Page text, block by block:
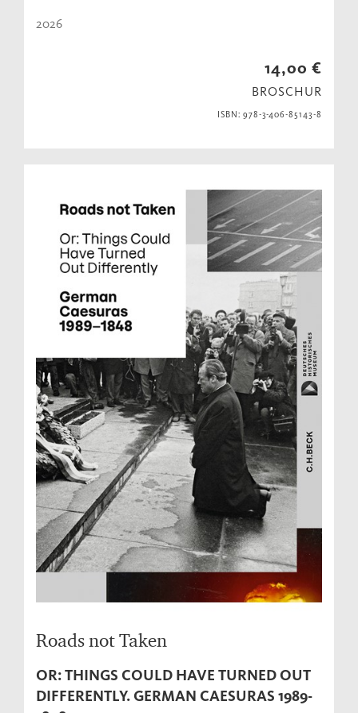
2026
14,00 €
BROSCHUR
ISBN: 978-3-406-85143-8
Roads not Taken
OR: THINGS COULD HAVE TURNED OUT
DIFFERENTLY. GERMAN CAESURAS 1989-